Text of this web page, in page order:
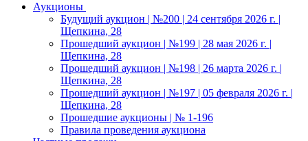
Аукционы
Будущий аукцион | №200 | 24 сентября 2026 г. |
Щепкина, 28
Прошедший аукцион | №199 | 28 мая 2026 г. |
Щепкина, 28
Прошедший аукцион | №198 | 26 марта 2026 г. |
Щепкина, 28
Прошедший аукцион | №197 | 05 февраля 2026 г. |
Щепкина, 28
Прошедшие аукционы | № 1-196
Правила проведения аукциона